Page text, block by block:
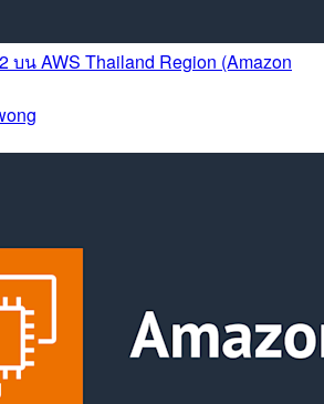
บน AWS Thailand Region (Amazon